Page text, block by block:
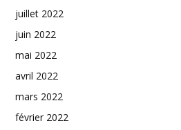
juillet 2022
juin 2022
mai 2022
avril 2022
mars 2022
février 2022